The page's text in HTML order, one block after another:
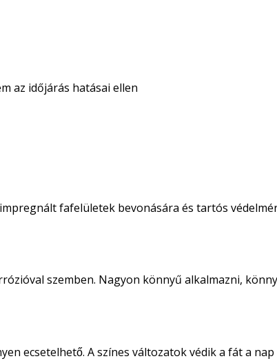
az időjárás hatásai ellen
fafelületek bevonására és tartós
szemben. Nagyon könnyű alkalmazni,
ecsetelhető. A színes változatok védik a fát a nap